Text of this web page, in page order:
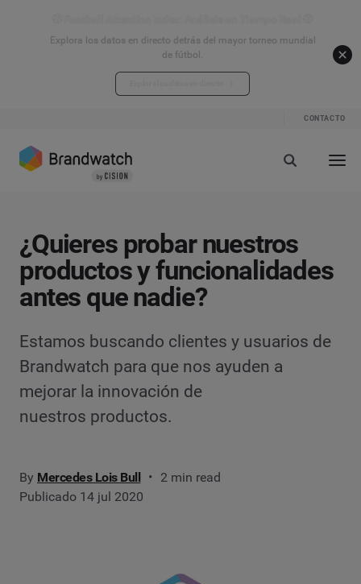
Explora los datos en directo detrás del mayor torneo mundial
de fútbol.
CONTACTO
¿Quieres probar nuestros
productos y funcionalidades
antes que nadie?
Estamos buscando clientes y usuarios de
Brandwatch para que nos ayuden a
mejorar la innovación de
nuestros productos.
By Mercedes Lois Bull
2 min read
Publicado 14 jul 2020